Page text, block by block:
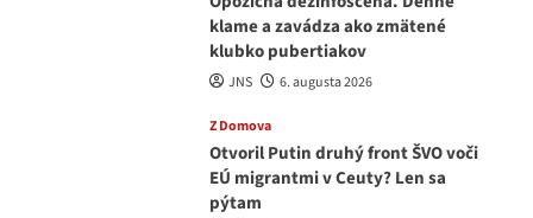
klame a zavádza ako zmätené
klubko pubertiakov
JNS 6. augusta 2026
Z Domova
Otvoril Putin druhý front ŠVO voči
EÚ migrantmi v Ceuty? Len sa
pýtam